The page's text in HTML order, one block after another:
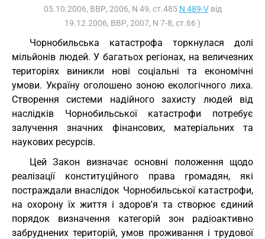
05.10.2006, ВВР, 2006, N 49, ст.485 N 489-Vвід
19.12.2006, ВВР, 2007, N 7-8, ст.66 )
Чорнобильська катастрофа торкнулася долі
мільйонів людей. У багатьох регіонах, на величезних
територіях виникли нові соціальні та економічні
умови. Україну оголошено зоною екологічного лиха.
Створення системи надійного захисту людей від
наслідків Чорнобильської катастрофи потребує
залучення значних фінансових, матеріальних та
наукових ресурсів.
Цей Закон визначає основні положення щодо
реалізації конституційного права громадян, які
постраждали внаслідок Чорнобильської катастрофи,
на охорону їх життя і здоров'я та створює єдиний
порядок визначення категорій зон радіоактивно
забруднених територій, умов проживання і трудової